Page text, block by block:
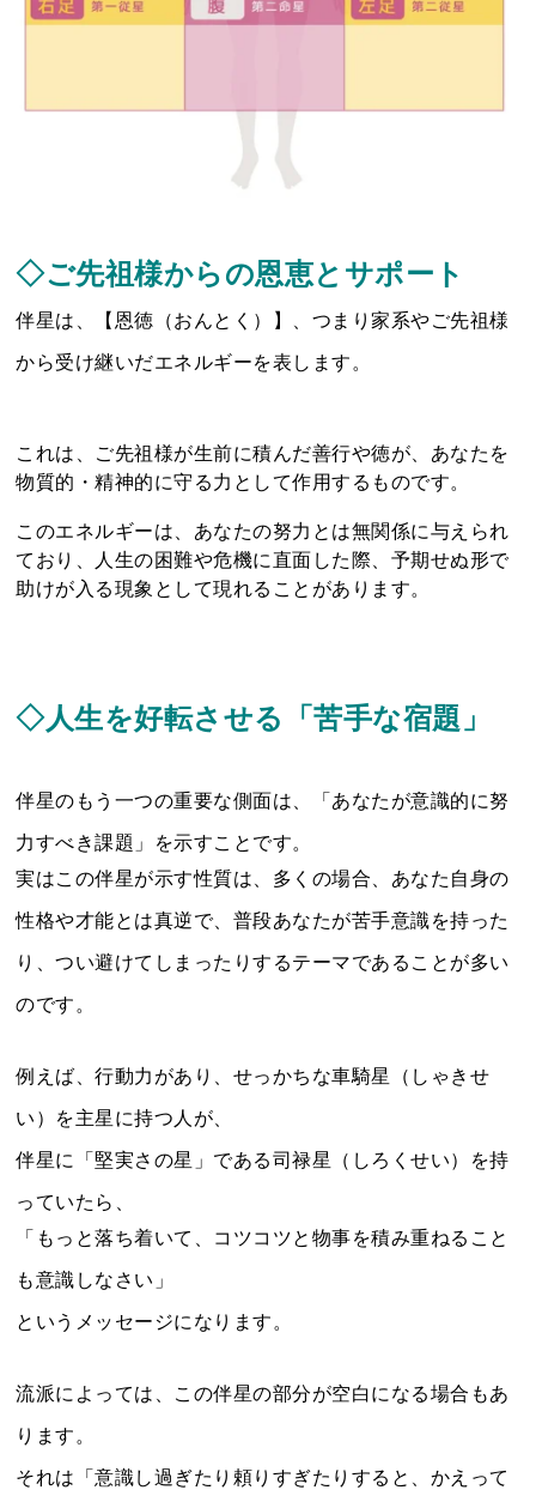
◇ご先祖様からの恩恵とサポート
伴星は、【恩徳（おんとく）】、つまり家系やご先祖様
から受け継いだエネルギーを表します。
これは、ご先祖様が生前に積んだ善行や徳が、あなたを
物質的・精神的に守る力として作用するものです。
このエネルギーは、あなたの努力とは無関係に与えられ
ており、人生の困難や危機に直面した際、予期せぬ形で
助けが入る現象として現れることがあります。
◇人生を好転させる「苦手な宿題」
伴星のもう一つの重要な側面は、「あなたが意識的に努
力すべき課題」を示すことです。
実はこの伴星が示す性質は、多くの場合、あなた自身の
性格や才能とは真逆で、普段あなたが苦手意識を持った
り、つい避けてしまったりするテーマであることが多い
のです。
例えば、行動力があり、せっかちな車騎星（しゃきせ
い）を主星に持つ人が、
伴星に「堅実さの星」である司禄星（しろくせい）を持
っていたら、
「もっと落ち着いて、コツコツと物事を積み重ねること
も意識しなさい」
というメッセージになります。
流派によっては、この伴星の部分が空白になる場合もあ
ります。
それは「意識し過ぎたり頼りすぎたりすると、かえって